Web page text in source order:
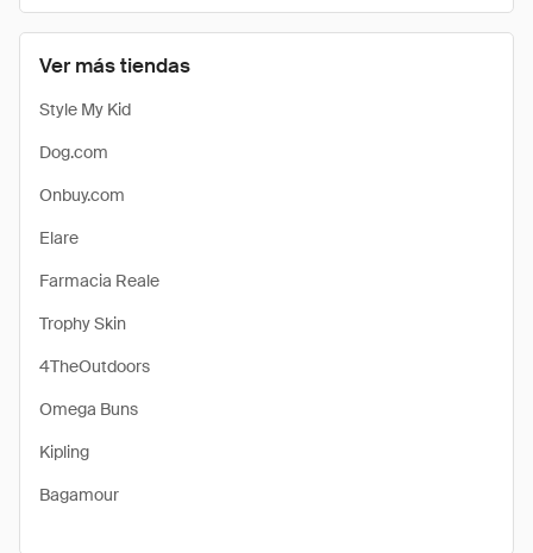
Ver más tiendas
Style My Kid
Dog.com
Onbuy.com
Elare
Farmacia Reale
Trophy Skin
4TheOutdoors
Omega Buns
Kipling
Bagamour